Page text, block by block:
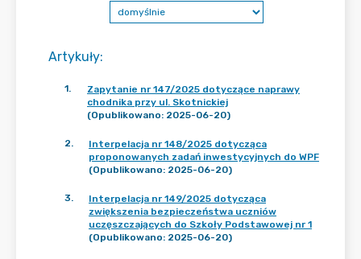
Artykuły:
1.
Zapytanie nr 147/2025 dotyczące naprawy
chodnika przy ul. Skotnickiej
(Opublikowano: 2025-06-20)
2.
Interpelacja nr 148/2025 dotycząca
proponowanych zadań inwestycyjnych do WPF
(Opublikowano: 2025-06-20)
3.
Interpelacja nr 149/2025 dotycząca
zwiększenia bezpieczeństwa uczniów
uczęszczających do Szkoły Podstawowej nr 1
(Opublikowano: 2025-06-20)